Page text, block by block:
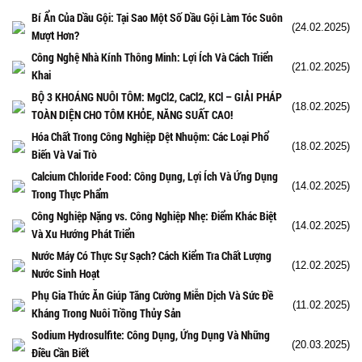
Bí Ẩn Của Dầu Gội: Tại Sao Một Số Dầu Gội Làm Tóc Suôn
Mượt Hơn?
(24.02.2025)
Công Nghệ Nhà Kính Thông Minh: Lợi Ích Và Cách Triển
Khai
(21.02.2025)
BỘ 3 KHOÁNG NUÔI TÔM: MgCl2, CaCl2, KCl – GIẢI PHÁP
TOÀN DIỆN CHO TÔM KHỎE, NĂNG SUẤT CAO!
(18.02.2025)
Hóa Chất Trong Công Nghiệp Dệt Nhuộm: Các Loại Phổ
Biến Và Vai Trò
(18.02.2025)
Calcium Chloride Food: Công Dụng, Lợi Ích Và Ứng Dụng
Trong Thực Phẩm
(14.02.2025)
Công Nghiệp Nặng vs. Công Nghiệp Nhẹ: Điểm Khác Biệt
Và Xu Hướng Phát Triển
(14.02.2025)
Nước Máy Có Thực Sự Sạch? Cách Kiểm Tra Chất Lượng
Nước Sinh Hoạt
(12.02.2025)
Phụ Gia Thức Ăn Giúp Tăng Cường Miễn Dịch Và Sức Đề
Kháng Trong Nuôi Trồng Thủy Sản
(11.02.2025)
Sodium Hydrosulfite: Công Dụng, Ứng Dụng Và Những
Điều Cần Biết
(20.03.2025)